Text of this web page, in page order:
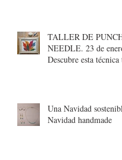
TALLER DE
NEEDLE. 23 de
Descubre esta
Una Navidad
Navidad handmade